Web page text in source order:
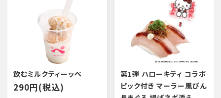
飲むミルクティーッペ
290円(税込)
第1弾 ハローキティ コラボ
ピック付き マーラー風びん